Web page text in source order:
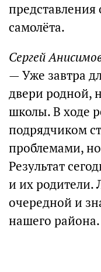
самолёта.
Сергей
— Уже завтра
двери родной,
школы. В ходе
подрядчиком
проблемами,
Результат
и их родители.
очередной и
нашего района.